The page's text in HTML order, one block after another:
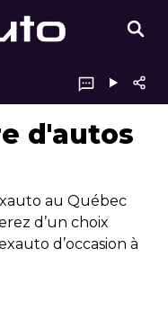
d'autos
au Québec
d’un choix
d’occasion à